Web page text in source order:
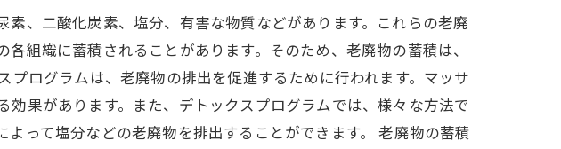
、二酸化炭素、塩分、有害な物質などがあります。これらの老廃
組織に蓄積されることがあります。そのため、老廃物の蓄積は、
ログラムは、老廃物の排出を促進するために行われます。マッサ
果があります。また、デトックスプログラムでは、様々な方法で
って塩分などの老廃物を排出することができます。 老廃物の蓄積